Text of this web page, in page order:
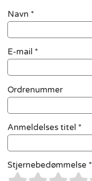
Navn *
E-mail *
Ordrenummer
Anmeldelses titel *
Stjernebedømmelse *